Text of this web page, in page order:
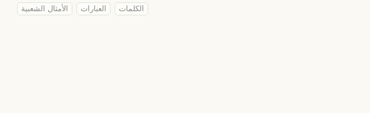
الكلمات العبارات الأمثال الشعبية